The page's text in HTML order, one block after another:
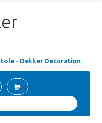
- Dekker Decoration